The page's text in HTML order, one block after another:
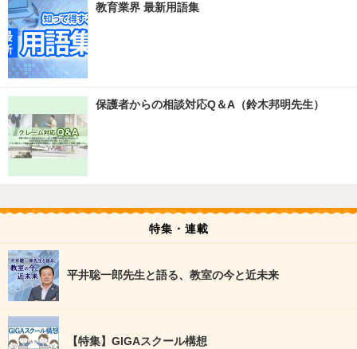
教育業界 最新用語集
保護者からの相談対応Q＆A（鈴木邦明先生）
特集・連載
平井聡一郎先生と語る、教室の今と近未来
【特集】GIGAスクール構想